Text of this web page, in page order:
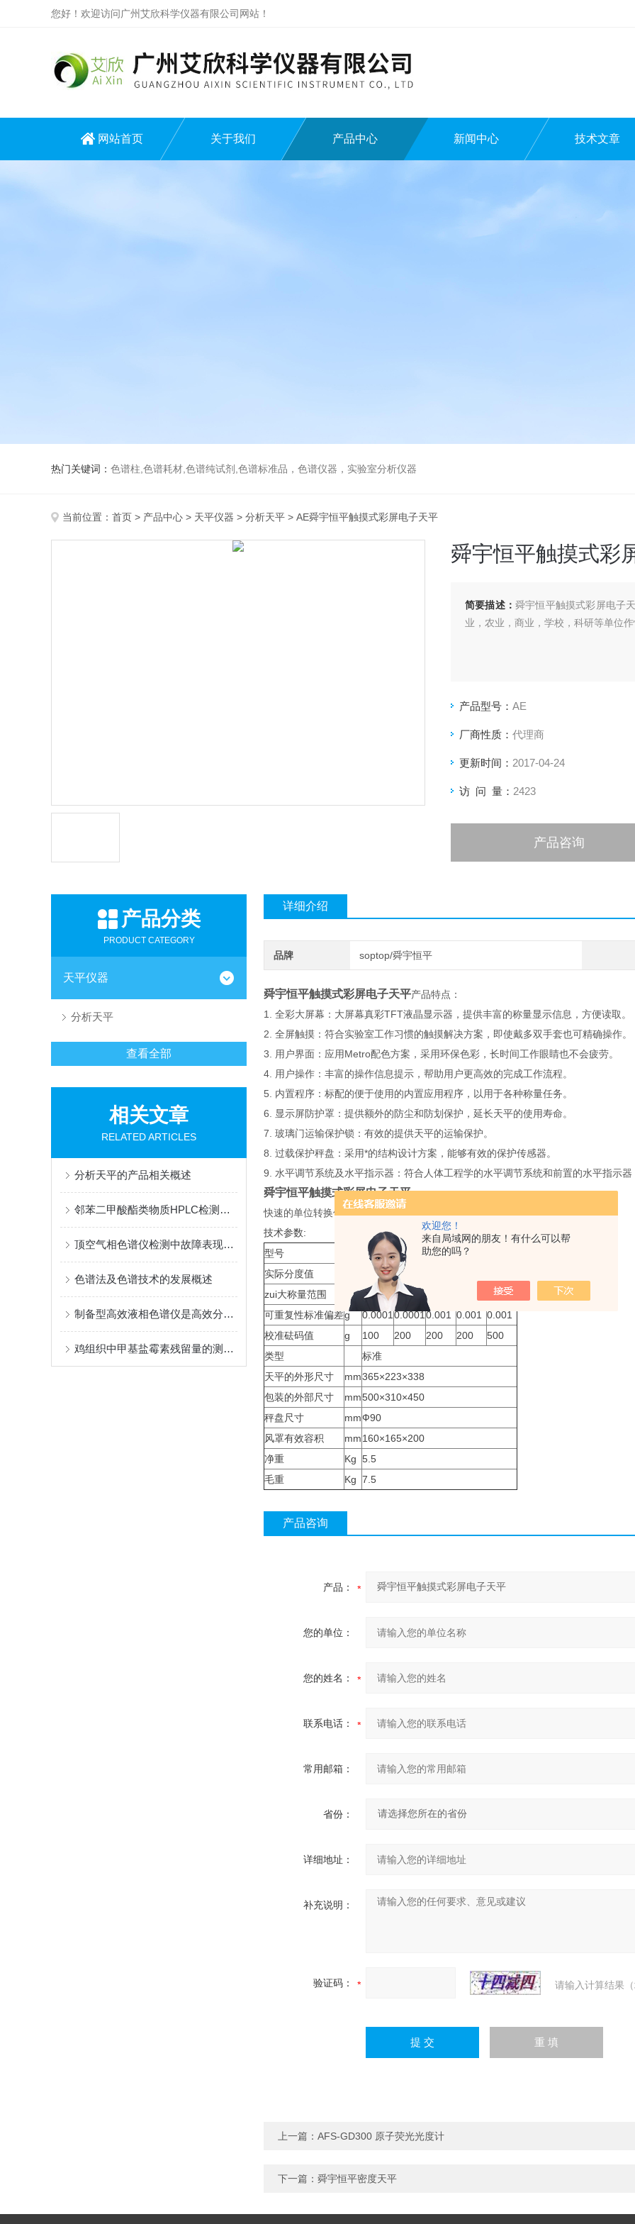
欢迎您！
来自局域网的朋友！有什么可以帮
助您的吗？
您好！欢迎访问广州艾欣科学仪器有限公司网站！
网站首页 关于我们 产品中心 新闻中心 技术文章
热门关键词： 色谱柱,色谱耗材,色谱纯试剂,色谱标准品，色谱仪器，实验室分析仪器
当前位置： 首页 > 产品中心 > 天平仪器 > 分析天平 > AE舜宇恒平触摸式彩屏电子天平
舜宇恒平触摸式彩
简要描述： 舜宇恒平触摸式彩屏电子
业，农业，商业，学校，科研等单位
产品型号： AE
厂商性质： 代理商
更新时间： 2017-04-24
访 问 量： 2423
产品咨询
产品分类
PRODUCT CATEGORY
天平仪器
分析天平
查看全部
相关文章
RELATED ARTICLES
分析天平的产品相关概述
邻苯二甲酸酯类物质HPLC检测的色谱条件
顶空气相色谱仪检测中故障表现的形式
色谱法及色谱技术的发展概述
制备型高效液相色谱仪是高效分离与分析技术设备
鸡组织中甲基盐霉素残留量的测定实验
详细介绍
品牌 soptop/舜宇恒平
舜宇恒平触摸式彩屏电子天平产品特点 ：
1. 全彩大屏幕：大屏幕真彩TFT液晶显示器，提供丰富的称量显示信息，方便读取。
2. 全屏触摸：符合实验室工作习惯的触摸解决方案，即使戴多双手套也可精确操作。
3. 用户界面：应用Metro配色方案，采用环保色彩，长时间工作眼睛也不会疲劳。
4. 用户操作：丰富的操作信息提示，帮助用户更高效的完成工作流程。
5. 内置程序：标配的便于使用的内置应用程序，以用于各种称量任务。
6. 显示屏防护罩：提供额外的防尘和防划保护，延长天平的使用寿命。
7. 玻璃门运输保护锁：有效的提供天平的运输保护。
8. 过载保护秤盘：采用*的结构设计方案，能够有效的保护传感器。
9. 水平调节系统及水平指示器：符合人体工程学的水平调节系统和前置的水平指示
舜宇恒平触摸式彩屏电子天平
快速的单位转换使操作更加方便，清晰和直观。
技术参数:
型号
AE124AE224AE223AE323
实际分度值
0.00010.0001
zui大称量范围
120 220 220
520
可重复性标准偏差g 0.0001 0.00010.001 0.001
0.001
校准砝码值
g 100 200 200 200
500
类型
标准
天平的外形尺寸
mm365×223×338
包装的外部尺寸
mm500×310×450
秤盘尺寸
mmФ90
风罩有效容积
mm160×165×200
净重
Kg 5.5
毛重
Kg 7.5
产品咨询
产品：
您的单位：
您的姓名：
联系电话：
常用邮箱：
省份：
详细地址：
补充说明：
验证码： 请输入计算结果
上一篇： AFS-GD300 原子荧光光度计
下一篇： 舜宇恒平密度天平